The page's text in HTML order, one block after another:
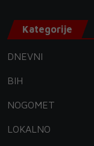
Kategorije
DNEVNI
BIH
NOGOMET
LOKALNO